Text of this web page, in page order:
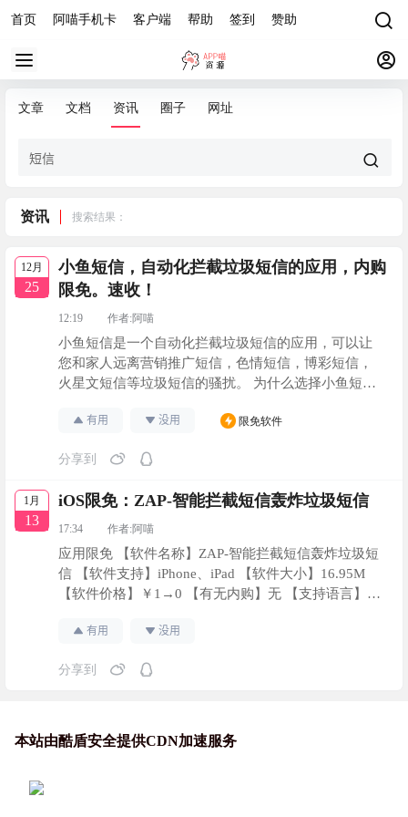
首页 阿喵手机卡 客户端 帮助 签到 赞助
文章 文档 资讯 圈子 网址
资讯 搜索结果：
12月
25
小鱼短信，自动化拦截垃圾短信的应用，内购
限免。速收！
12:19 作者:阿喵
小鱼短信是一个自动化拦截垃圾短信的应用，可以让
您和家人远离营销推广短信，色情短信，博彩短信，
火星文短信等垃圾短信的骚扰。 为什么选择小鱼短
以靠人工智能模型准确识别，并自动拦截骚扰短信 •
障 • 可以自定义号码和关键词规则拦截垃圾短信 •
有用 没用 限免软件
分享到
1月
13
iOS限免：ZAP-智能拦截短信轰炸垃圾短信
17:34 作者:阿喵
应用限免 【软件名称】ZAP-智能拦截短信轰炸垃圾短
信 【软件支持】iPhone、iPad 【软件大小】16.95M
【软件价格】￥1→0 【有无内购】无 【支持语言】简
别拦截垃圾短信、短信轰炸、交易短信聚类，短信桌
https://apps.apple.com/cn/app/id1547579838
有用 没用
分享到
本站由酷盾安全提供CDN加速服务